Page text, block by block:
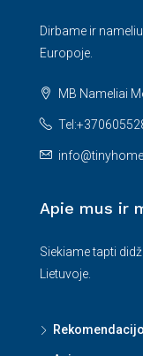
Dirbame ir
Europoje.
MB Nameliai
Apie mus ir
Siekiame tapti
Lietuvoje.